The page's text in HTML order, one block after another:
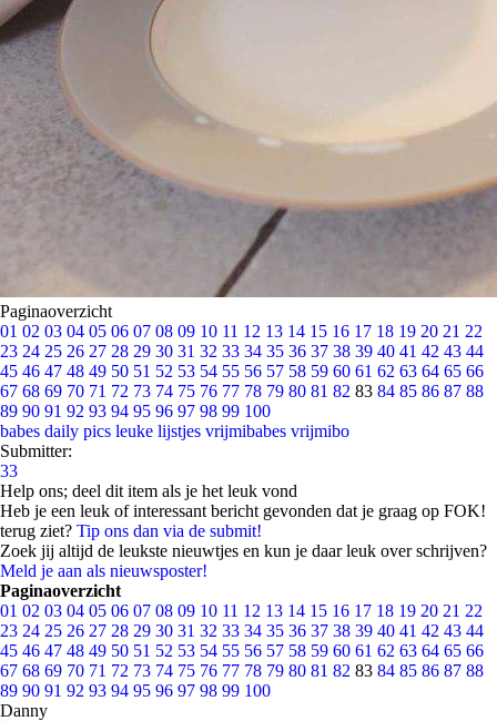
Paginaoverzicht
01 02 03 04 05 06 07 08 09 10 11 12 13 14 15 16 17 18 19 20 21 22
23 24 25 26 27 28 29 30 31 32 33 34 35 36 37 38 39 40 41 42 43 44
45 46 47 48 49 50 51 52 53 54 55 56 57 58 59 60 61 62 63 64 65 66
67 68 69 70 71 72 73 74 75 76 77 78 79 80 81 82 83 84 85 86 87 88
89 90 91 92 93 94 95 96 97 98 99 100
babes daily pics leuke lijstjes vrijmibabes vrijmibo
Submitter:
33
Help ons; deel dit item als je het leuk vond
Heb je een leuk of interessant bericht gevonden dat je graag op FOK!
terug ziet? Tip ons dan via de submit!
Zoek jij altijd de leukste nieuwtjes en kun je daar leuk over schrijven?
Meld je aan als nieuwsposter!
Paginaoverzicht
01 02 03 04 05 06 07 08 09 10 11 12 13 14 15 16 17 18 19 20 21 22
23 24 25 26 27 28 29 30 31 32 33 34 35 36 37 38 39 40 41 42 43 44
45 46 47 48 49 50 51 52 53 54 55 56 57 58 59 60 61 62 63 64 65 66
67 68 69 70 71 72 73 74 75 76 77 78 79 80 81 82 83 84 85 86 87 88
89 90 91 92 93 94 95 96 97 98 99 100
Danny